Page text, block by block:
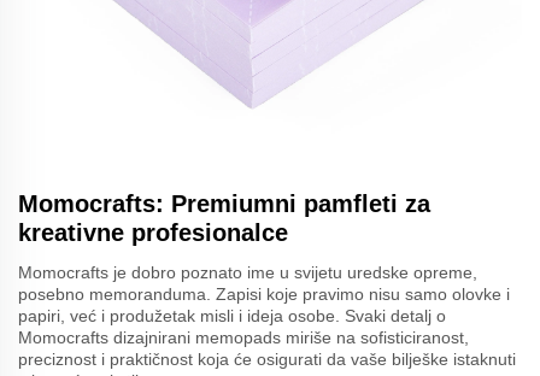
Momocrafts: Premiumni pamfleti za
kreativne profesionalce
Momocrafts je dobro poznato ime u svijetu uredske opreme,
posebno memoranduma. Zapisi koje pravimo nisu samo olovke i
papiri, već i produžetak misli i ideja osobe. Svaki detalj o
Momocrafts dizajnirani memopads miriše na sofisticiranost,
preciznost i praktičnost koja će osigurati da vaše bilješke istaknuti